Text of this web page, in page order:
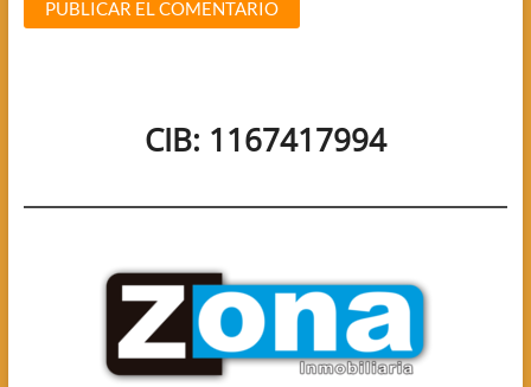
CIB: 1167417994